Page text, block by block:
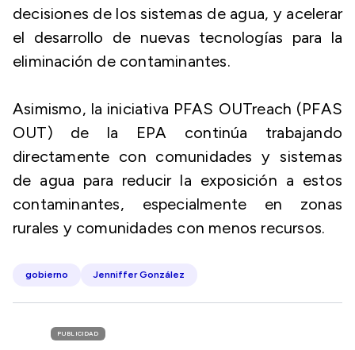
decisiones de los sistemas de agua, y acelerar
el desarrollo de nuevas tecnologías para la
eliminación de contaminantes.
Asimismo, la iniciativa PFAS OUTreach (PFAS
OUT) de la EPA continúa trabajando
directamente con comunidades y sistemas
de agua para reducir la exposición a estos
contaminantes, especialmente en zonas
rurales y comunidades con menos recursos.
gobierno Jenniffer González
PUBLICIDAD